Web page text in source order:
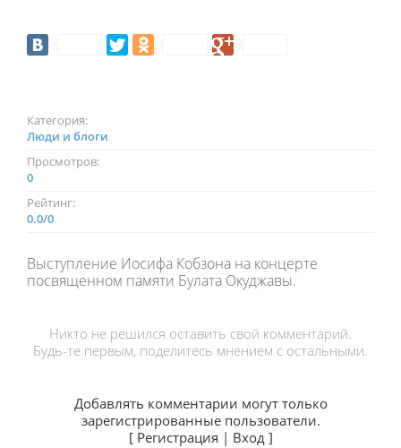
Категория:
Люди и блоги
Просмотров:
0
Рейтинг:
0.0/0
Выступление Иосифа Кобзона на концерте
посвященном памяти Булата Окуджавы.
Никто не решился оставить свой комментарий.
Будь-те первым, поделитесь мнением с остальными.
Добавлять комментарии могут только
зарегистрированные пользователи.
[ Регистрация | Вход]